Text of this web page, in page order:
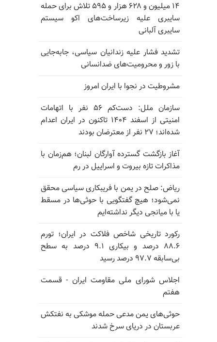
۱۴ میلیون و ۶۲۸ هزار و ۵۹۵ تلاش برای حمله
سایبری علیه زیرساخت‌های اکو سیستم
سایبری آلبانی
تشدید فشار علیه زندانیان سیاسی، جابه‌جایی
با زور و محرومیت‌های ضدانسانی
مشروطیت در نجوا با ایران امروز
سازمان ملل: دست‌کم ۵۶ نفر با اتهامات
امنیتی از اسفند ۱۴۰۴ تاکنون در ایران اعدام
شده‌اند؛ ۲۷ نفر از معترضان بودند
آغاز بازگشت گسترده آوارگان لبنان؛ هم‌زمان با
مذاکرات تازه بیروت و اسراییل در رم
ریاض: صلح در یمن با فریبکاری سیاسی محقق
نمی‌شود؛ هیچ گفتگویی با حوثی‌ها در مسقط
یا با میانجی دیگر نداشته‌ایم
رکورد تاریخی شاخص فلاکت در ایران؛ تورم
۸۸.۶ درصد و بیکاری ۹.۱ درصد به سطح
بی‌سابقه ۹۷.۷ درصد رسید
اجلاس شورای ملی مقاومت ایران - قسمت
هفتم
حوثی‌های یمن مدعی حمله موشکی به نفتکش
عربستان در دریای سرخ شدند